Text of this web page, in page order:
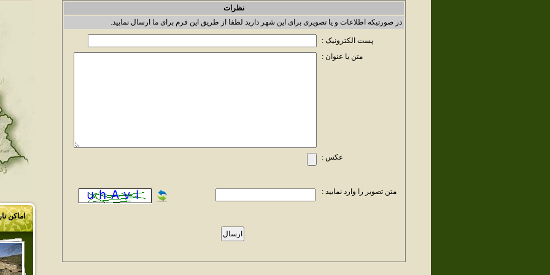
اماکن
نظرات
در صورتیکه اطلاعات و یا تصویری برای این شهر دارید لطفا از طریق این فرم برای ما ارسال نمایید.
پست الکترونیک :
متن یا عنوان :
عکس :
متن تصویر را وارد نمایید :